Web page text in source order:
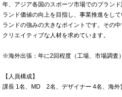
年、アジア各国のスポーツ市場でのブラン
ランド価値の向上を目指し、事業推進をし
ランドの強みの大きなポイントです。その
クリエイティブな人材を求めています。
※海外出張：年に2回程度（工場、市場調査）
【人員構成】
課長 1名、MD 2名、デザイナー 4名、海外